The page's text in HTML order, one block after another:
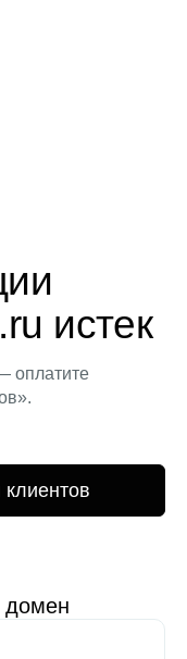
истек
оплатите
домен